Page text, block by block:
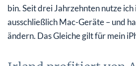
Kann die Apple-Aktie noch bis
bin. Seit drei Jahrzehnten nutze
ausschließlich Mac-Geräte – und
ändern. Das Gleiche gilt für mein